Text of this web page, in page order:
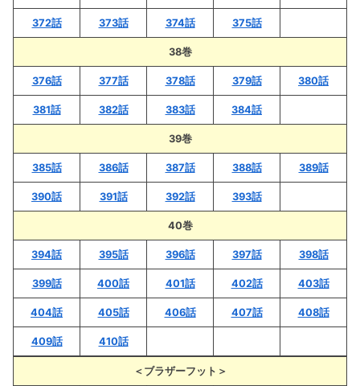
372話 373話 374話 375話
38巻
376話 377話 378話 379話 380話
381話 382話 383話 384話
39巻
385話 386話 387話 388話 389話
390話 391話 392話 393話
40巻
394話 395話 396話 397話 398話
399話 400話 401話 402話 403話
404話 405話 406話 407話 408話
409話 410話
＜ブラザーフット＞